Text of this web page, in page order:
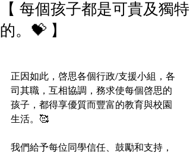
【 每個孩子都是可貴及獨特
的。💝 】
正因如此，啓思各個行政/支援小組，各
司其職，互相協調，務求使每個啓思的
孩子，都得享優質而豐富的教育與校園
生活。🥰
我們給予每位同學信任、鼓勵和支持，